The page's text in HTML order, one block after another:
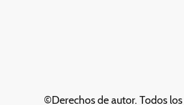
©Derechos de autor. Todos